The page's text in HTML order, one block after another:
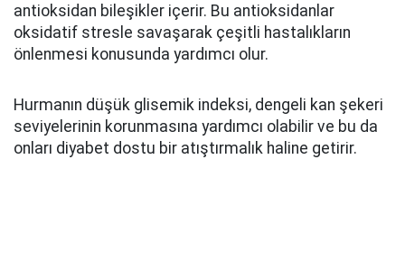
antioksidan bileşikler içerir. Bu antioksidanlar
oksidatif stresle savaşarak çeşitli hastalıkların
önlenmesi konusunda yardımcı olur.
Hurmanın düşük glisemik indeksi, dengeli kan şekeri
seviyelerinin korunmasına yardımcı olabilir ve bu da
onları diyabet dostu bir atıştırmalık haline getirir.